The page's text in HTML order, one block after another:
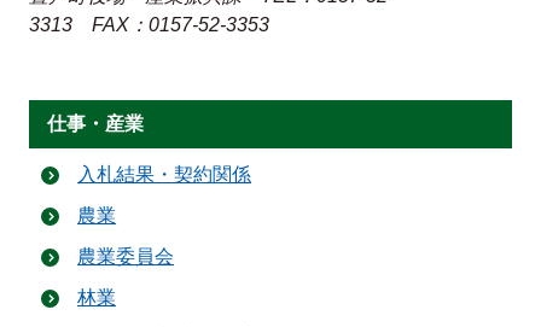
3313
FAX：0157-52-3353
仕事・産業
入札結果・契約関係
農業
農業委員会
林業